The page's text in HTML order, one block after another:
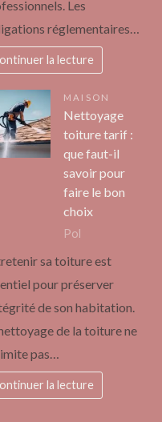
Les
réglementaires…
la lecture
MAISON
Nettoyage
toiture tarif :
que faut-il
savoir pour
faire le bon
choix
Pol
sa toiture est
pour préserver
de son habitation.
de la toiture ne
pas…
la lecture